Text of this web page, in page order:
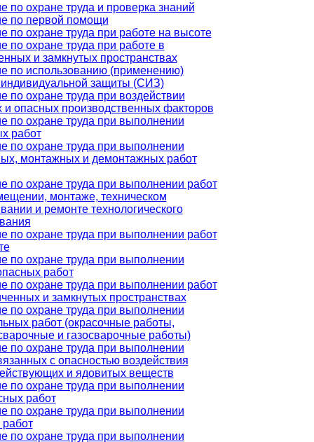
по охране труда и проверка знаний
по первой помощи
по охране труда при работе на высоте
по охране труда при работе в
и замкнутых пространствах
по использованию (применению)
индивидуальной защиты (СИЗ)
по охране труда при воздействии
и опасных производственных факторов
по охране труда при выполнении
работ
по охране труда при выполнении
монтажных и демонтажных работ
по охране труда при выполнении работ
монтаже, техническом
и ремонте технологического
по охране труда при выполнении работ
по охране труда при выполнении
работ
по охране труда при выполнении работ
и замкнутых пространствах
по охране труда при выполнении
работ (окрасочные работы,
и газосварочные работы)
по охране труда при выполнении
с опасностью воздействия
и ядовитых веществ
по охране труда при выполнении
работ
по охране труда при выполнении
по охране труда при выполнении